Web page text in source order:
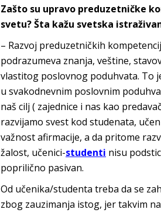
Zašto su upravo preduzetničke
svetu? Šta kažu svetska
– Razvoj preduzetničkih
podrazumeva znanja, veštine,
vlastitog poslovnog poduhvata. To
u svakodnevnim poslovnim
naš cilj ( zajednice i nas kao
razvijamo svest kod studenata,
važnost afirmacije, a da pritome
žalost, učenici-studenti nisu
poprilično pasivan.
Od učenika/studenta treba da se
zbog zauzimanja istog, jer takvim